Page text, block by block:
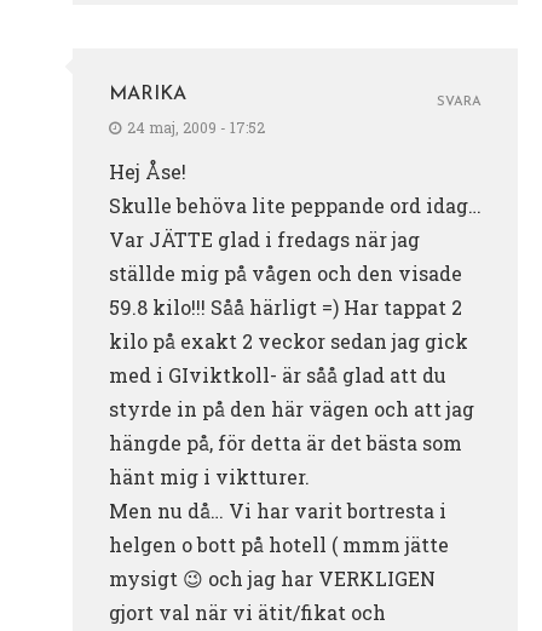
MARIKA
24 maj, 2009 - 17:52
Hej Åse!
Skulle behöva lite peppande ord idag…
Var JÄTTE glad i fredags när jag
ställde mig på vågen och den visade
59.8 kilo!!! Såå härligt =) Har tappat 2
kilo på exakt 2 veckor sedan jag gick
med i GIviktkoll- är såå glad att du
styrde in på den här vägen och att jag
hängde på, för detta är det bästa som
hänt mig i viktturer.
Men nu då… Vi har varit bortresta i
helgen o bott på hotell ( mmm jätte
mysigt 😉 och jag har VERKLIGEN
gjort val när vi ätit/fikat och
SVARA